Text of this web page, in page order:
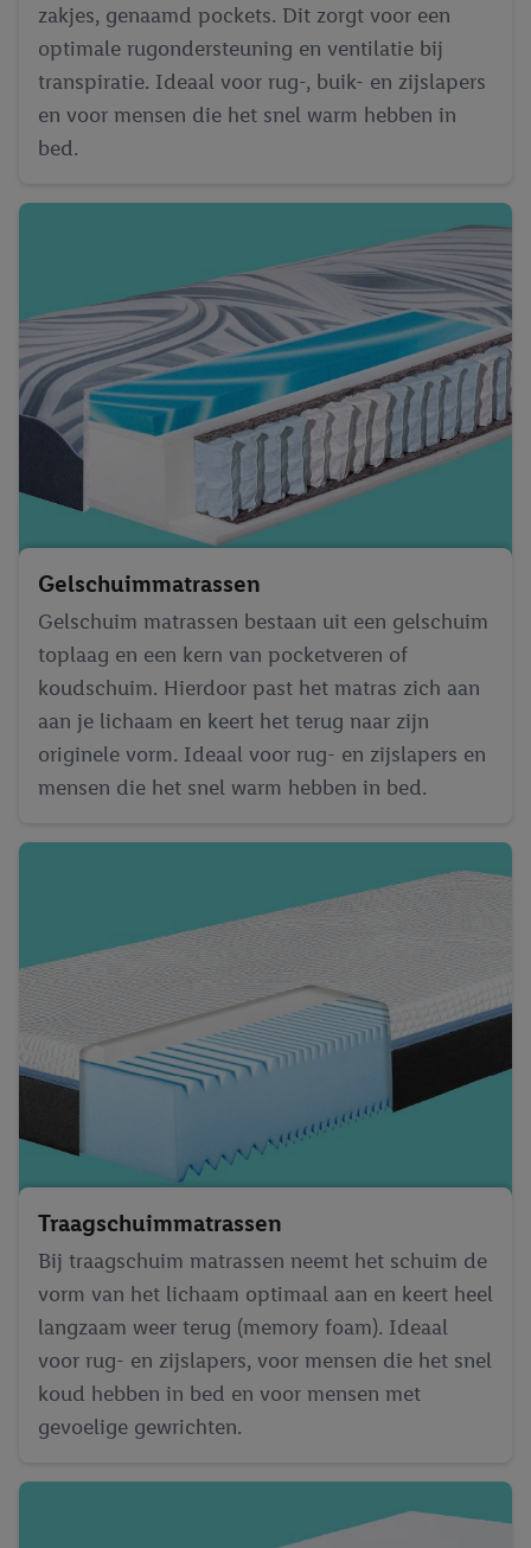
zakjes, genaamd pockets. Dit zorgt voor een
optimale rugondersteuning en ventilatie bij
transpiratie. Ideaal voor rug-, buik- en zijslapers
en voor mensen die het snel warm hebben in
bed.
Gelschuim­matrassen
Gelschuim matrassen bestaan uit een gelschuim
toplaag en een kern van pocketveren of
koudschuim. Hierdoor past het matras zich aan
aan je lichaam en keert het terug naar zijn
originele vorm. Ideaal voor rug- en zijslapers en
mensen die het snel warm hebben in bed.
Traagschuim­matrassen
Bij traagschuim matrassen neemt het schuim de
vorm van het lichaam optimaal aan en keert heel
langzaam weer terug (memory foam). Ideaal
voor rug- en zijslapers, voor mensen die het snel
koud hebben in bed en voor mensen met
gevoelige gewrichten.